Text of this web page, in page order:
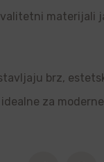
materijali
brz,
za